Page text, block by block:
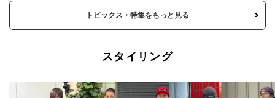
トピックス・特集をもっと見る
スタイリング